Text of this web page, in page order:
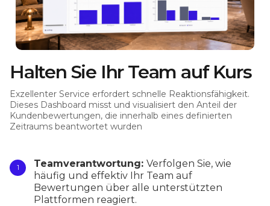
Halten Sie Ihr Team auf Kurs
Exzellenter Service erfordert schnelle Reaktionsfähigkeit.
Dieses Dashboard misst und visualisiert den Anteil der
Kundenbewertungen, die innerhalb eines definierten
Zeitraums beantwortet wurden
Teamverantwortung: Verfolgen Sie, wie
häufig und effektiv Ihr Team auf
Bewertungen über alle unterstützten
Plattformen reagiert.